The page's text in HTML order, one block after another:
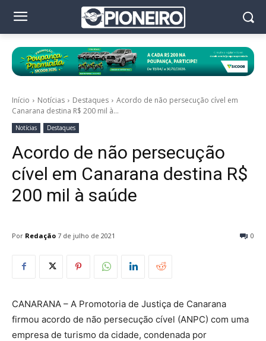
Início Notícias Destaques
Acordo de não persecução cível em
Canarana destina R$ 200 mil à...
Notícias Destaques
Acordo de não persecução
cível em Canarana destina R$
200 mil à saúde
Por Redação 0
7 de julho de 2021
CANARANA – A Promotoria de Justiça de Canarana
firmou acordo de não persecução cível (ANPC) com uma
empresa de turismo da cidade, condenada por